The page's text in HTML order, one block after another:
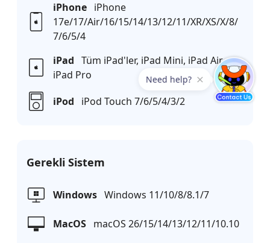
iPhone iPhone
17e/17/Air/16/15/14/13/12/11/XR/XS/X/8/
7/6/5/4
iPad Tüm iPad'ler, iPad Mini, iPad Air,
iPad Pro
iPod
iPod Touch 7/6/5/4/3/2
Gerekli Sistem
Windows Windows 11/10/8/8.1/7
MacOS macOS 26/15/14/13/12/11/10.10